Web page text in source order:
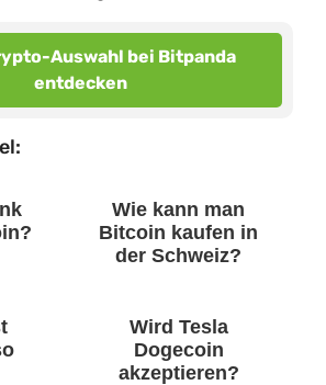
Auswahl bei Bitpanda
entdecken
Wie kann man
Bitcoin kaufen in
der Schweiz?
Wird Tesla
Dogecoin
akzeptieren?